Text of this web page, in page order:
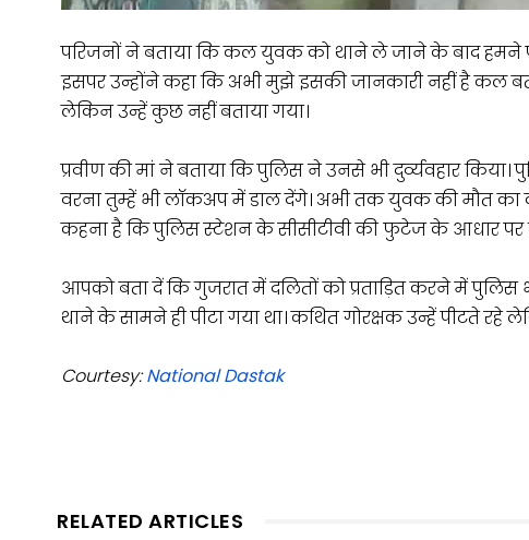
परिजनों ने बताया कि कल युवक को थाने ले जाने के बाद हमने
इसपर उन्होंने कहा कि अभी मुझे इसकी जानकारी नहीं है कल
लेकिन उन्हें कुछ नहीं बताया गया।
प्रवीण की मां ने बताया कि पुलिस ने उनसे भी दुर्व्यवहार
वरना तुम्हें भी लॉकअप में डाल देंगे। अभी तक युवक की मौत का
कहना है कि पुलिस स्टेशन के सीसीटीवी की फुटेज के आधार पर
आपको बता दें कि गुजरात में दलितों को प्रताड़ित करने में
थाने के सामने ही पीटा गया था। कथित गोरक्षक उन्हें पीटते रहे
Courtesy:National Dastak
RELATED ARTICLES